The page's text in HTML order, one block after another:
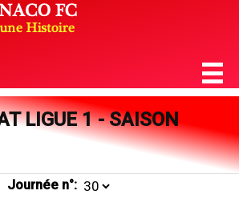
LIGUE 1 - SAISON
Journée n°: